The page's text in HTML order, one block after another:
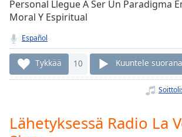
Playback
Rate
Chapters
Descriptions
Personal Llegue A Ser Un Paradigma
Moral Y Espiritual
Español
Tykkää 10 Kuuntele suorana
Lähetyksessä Radio La